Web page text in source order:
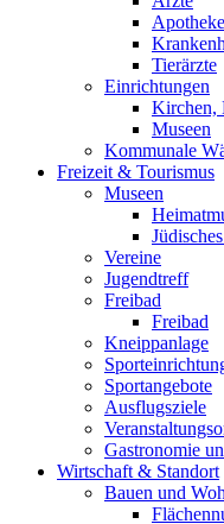
Tierärzte
Einrichtungen
Kirchen,
Museen
Kommunale
Freizeit & Tourismus
Museen
Vereine
Jugendtreff
Freibad
Freibad
Kneippanlage
Sportangebote
Ausflugsziele
Gastronomie
Wirtschaft & Standort
Bauen und